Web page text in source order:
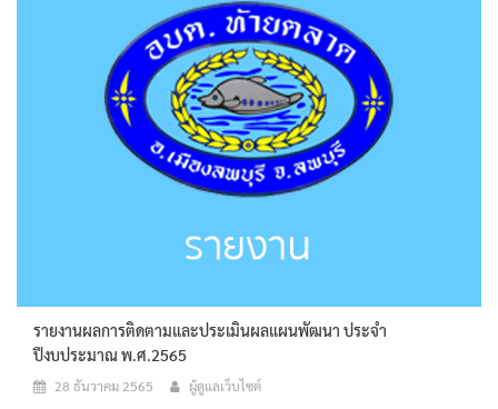
รายงานผลการติดตามและประเมินผลแผนพัฒนา ประจำ
ปีงบประมาณ พ.ศ.2565
28 ธันวาคม 2565 ผู้ดูแลเว็บไซต์